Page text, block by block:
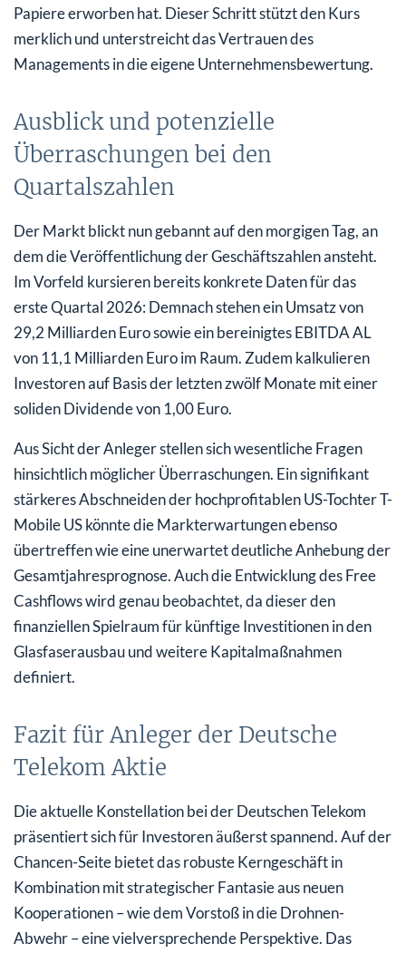
Papiere erworben hat. Dieser Schritt stützt den Kurs
merklich und unterstreicht das Vertrauen des
Managements in die eigene Unternehmensbewertung.
Ausblick und potenzielle
Überraschungen bei den
Quartalszahlen
Der Markt blickt nun gebannt auf den morgigen Tag, an
dem die Veröffentlichung der Geschäftszahlen ansteht.
Im Vorfeld kursieren bereits konkrete Daten für das
erste Quartal 2026: Demnach stehen ein Umsatz von
29,2 Milliarden Euro sowie ein bereinigtes EBITDA AL
von 11,1 Milliarden Euro im Raum. Zudem kalkulieren
Investoren auf Basis der letzten zwölf Monate mit einer
soliden Dividende von 1,00 Euro.
Aus Sicht der Anleger stellen sich wesentliche Fragen
hinsichtlich möglicher Überraschungen. Ein signifikant
stärkeres Abschneiden der hochprofitablen US-Tochter T-
Mobile US könnte die Markterwartungen ebenso
übertreffen wie eine unerwartet deutliche Anhebung der
Gesamtjahresprognose. Auch die Entwicklung des Free
Cashflows wird genau beobachtet, da dieser den
finanziellen Spielraum für künftige Investitionen in den
Glasfaserausbau und weitere Kapitalmaßnahmen
definiert.
Fazit für Anleger der Deutsche
Telekom Aktie
Die aktuelle Konstellation bei der Deutschen Telekom
präsentiert sich für Investoren äußerst spannend. Auf der
Chancen-Seite bietet das robuste Kerngeschäft in
Kombination mit strategischer Fantasie aus neuen
Kooperationen – wie dem Vorstoß in die Drohnen-
Abwehr – eine vielversprechende Perspektive. Das